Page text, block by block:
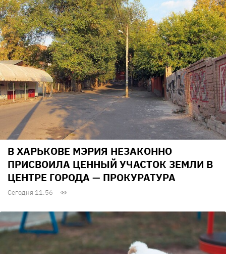
В ХАРЬКОВЕ МЭРИЯ НЕЗАКОННО
ПРИСВОИЛА ЦЕННЫЙ УЧАСТОК ЗЕМЛИ В
ЦЕНТРЕ ГОРОДА — ПРОКУРАТУРА
Сегодня 11:56